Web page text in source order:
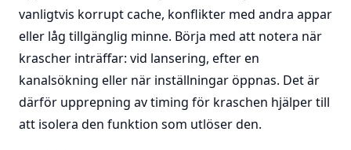
vanligtvis korrupt cache, konflikter med andra appar
eller låg tillgänglig minne. Börja med att notera när
krascher inträffar: vid lansering, efter en
kanalsökning eller när inställningar öppnas. Det är
därför upprepning av timing för kraschen hjälper till
att isolera den funktion som utlöser den.